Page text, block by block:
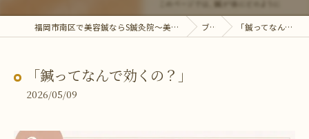
福岡市南区で美容鍼ならS鍼灸院～美容鍼とからだの鍼灸・整体～ ブログ 「鍼ってなんで効くの？」
「鍼ってなんで効くの？」
2026/05/09